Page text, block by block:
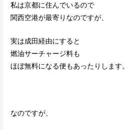
私は京都に住んでいるので
関西空港が最寄りなのですが、
実は成田経由にすると
燃油サーチャージ料も
ほぼ無料になる便もあったりします。
なのですが、